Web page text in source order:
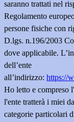
saranno trattati nel
Regolamento
persone fisiche con
D.lgs. n.196/2003
dove applicabile.
dell’ente
all’indirizzo: https://
Ho letto e compreso
l'ente tratterà i miei
categorie particolari